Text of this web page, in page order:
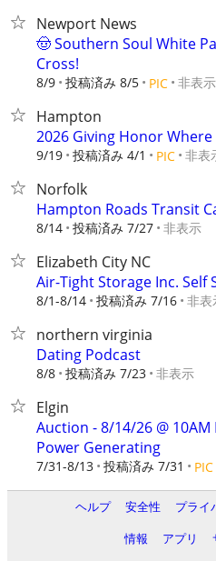
Newport News
🤠 Southern Soul White
Cross!
8/9 投稿済み 8/5 PIC 非表示
Hampton
2026 Giving Honor
9/19 投稿済み 4/1 PIC 非表
Norfolk
Hampton Roads Transit
8/14 投稿済み 7/27 非表示
Elizabeth City NC
Air-Tight Storage Inc. Self
8/1-8/14 投稿済み 7/16 非表
northern virginia
Dating Podcast
8/8 投稿済み 7/23 非表示
Elgin
Auction - 8/14/26 @ 10AM
Power Generating
7/31-8/13 投稿済み 7/31 PIC
ヘルプ 安全性 プライ
情報
アプリ